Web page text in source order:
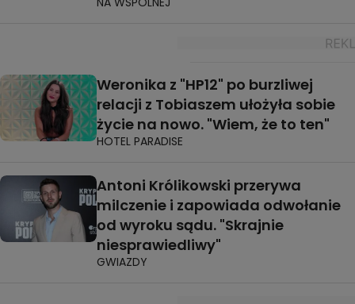
Weronika z "HP12" po burzliwej
relacji z Tobiaszem ułożyła sobie
życie na nowo. "Wiem, że to ten"
HOTEL PARADISE
Antoni Królikowski przerywa
milczenie i zapowiada odwołanie
od wyroku sądu. "Skrajnie
niesprawiedliwy"
GWIAZDY